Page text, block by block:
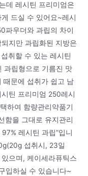
데 레시틴 프리미엄은
드실 수 있어요~레시
파우더와 과립의 차이
지만 과립화된 지방은
취할 수 있는 레시틴
과립형으로 기름진 맛
때문에 섭취가 쉽고 남
틴 프리미엄 250레시
하여 함량관리약품기
함을 그대로 유지관리
레시틴 과립”입니
섭취시, 23일
으며, 케이세라퓨틱스
입하실 수 있습니다~